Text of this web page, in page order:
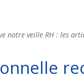
notre veille RH : les